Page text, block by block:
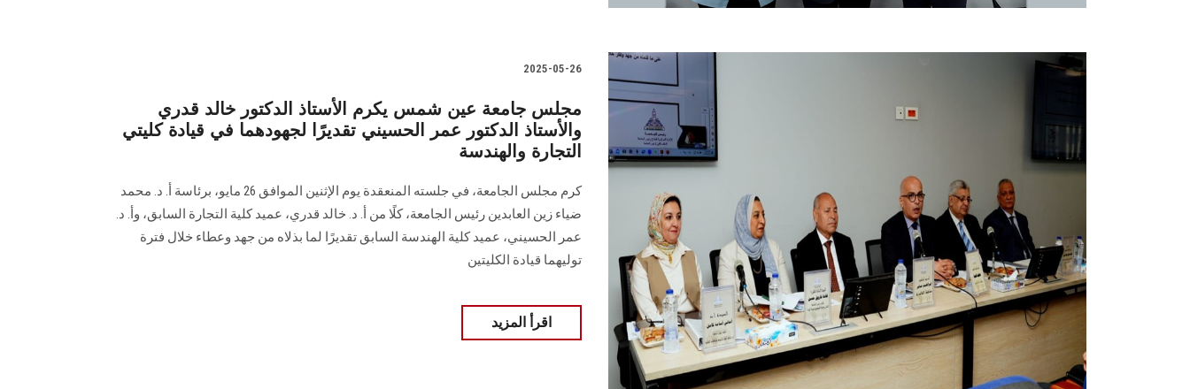
2025-05-26
مجلس جامعة عين شمس يكرم الأستاذ الدكتور خالد قدري
والأستاذ الدكتور عمر الحسيني تقديرًا لجهودهما في قيادة كليتي
التجارة والهندسة
كرم مجلس الجامعة، في جلسته المنعقدة يوم الإثنين الموافق 26 مايو، برئاسة أ. د. محمد
ضياء زين العابدين رئيس الجامعة، كلًا من أ. د. خالد قدري، عميد كلية التجارة السابق، وأ. د.
عمر الحسيني، عميد كلية الهندسة السابق تقديرًا لما بذلاه من جهد وعطاء خلال فترة
توليهما قيادة الكليتين
اقرأ المزيد